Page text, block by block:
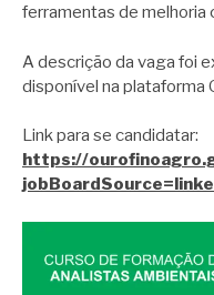
ferramentas de melhoria
A descrição da vaga foi
disponível na plataforma
Link para se candidatar:
https://